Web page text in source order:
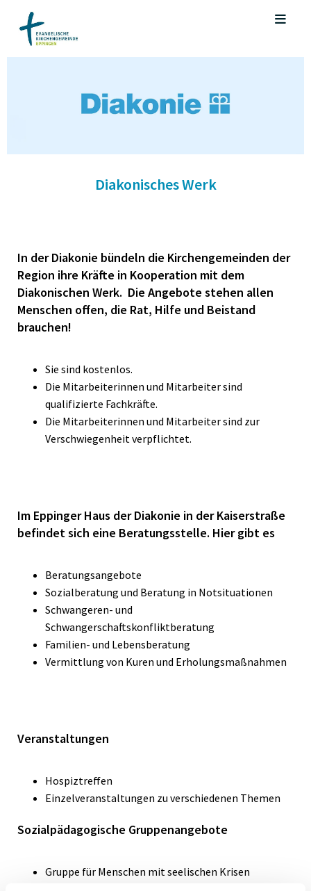
Diakonisches Werk
In der Diakonie bündeln die Kirchengemeinden der
Region ihre Kräfte in Kooperation mit dem
Diakonischen Werk. Die Angebote stehen allen
Menschen offen, die Rat, Hilfe und Beistand
brauchen!
Sie sind kostenlos.
Die Mitarbeiterinnen und Mitarbeiter sind
qualifizierte Fachkräfte.
Die Mitarbeiterinnen und Mitarbeiter sind zur
Verschwiegenheit verpflichtet.
Im Eppinger Haus der Diakonie in der Kaiserstraße
befindet sich eine Beratungsstelle. Hier gibt es
Beratungsangebote
Sozialberatung und Beratung in Notsituationen
Schwangeren- und
Schwangerschaftskonfliktberatung
Familien- und Lebensberatung
Vermittlung von Kuren und Erholungsmaßnahmen
Veranstaltungen
Hospiztreffen
Einzelveranstaltungen zu verschiedenen Themen
Sozialpädagogische Gruppenangebote
Gruppe für Menschen mit seelischen Krisen